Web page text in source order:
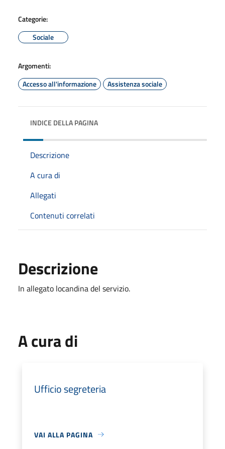
Categorie:
Sociale
Argomenti:
Accesso all'informazione
Assistenza sociale
INDICE DELLA PAGINA
Descrizione
A cura di
Allegati
Contenuti correlati
Descrizione
In allegato locandina del servizio.
A cura di
Ufficio segreteria
VAI ALLA PAGINA